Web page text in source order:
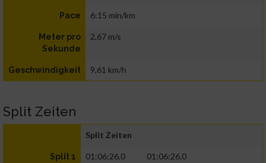
Pace 6:15 min/km
Meter pro
Sekunde
2,67 m/s
Geschwindigkeit 9,61 km/h
Split Zeiten
Split Zeiten
Split 1 01:06:26.0 01:06:26.0